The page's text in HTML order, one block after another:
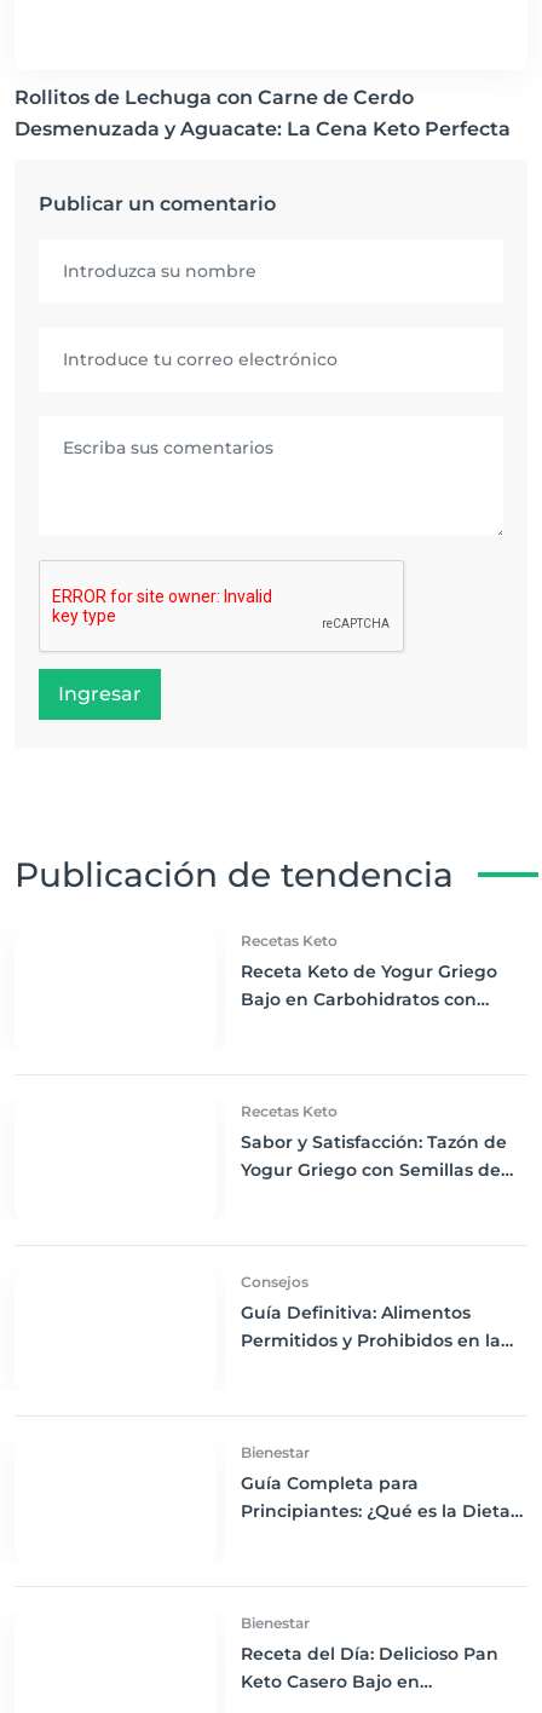
Rollitos de Lechuga con Carne de Cerdo
Desmenuzada y Aguacate: La Cena Keto Perfecta
Publicar un comentario
Ingresar
Publicación de tendencia
Recetas Keto
Receta Keto de Yogur Griego
Bajo en Carbohidratos con
Recetas Keto
Sabor y Satisfacción: Tazón de
Yogur Griego con Semillas de
Consejos
Guía Definitiva: Alimentos
Permitidos y Prohibidos en la
Bienestar
Guía Completa para
Principiantes: ¿Qué es la Dieta
Bienestar
Receta del Día: Delicioso Pan
Keto Casero Bajo en